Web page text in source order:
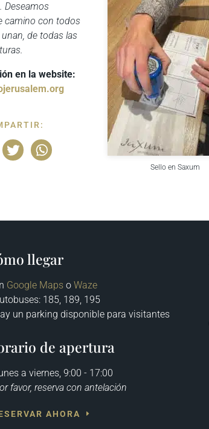
Sello en Saxum
Deseamos
camino con todos
de todas las
en la website:
llegar
Google Mapso Waze
: 185, 189, 195
un parking disponible para visitantes
de apertura
a viernes, 9:00 - 17:00
favor, reserva con antelación
AHORA